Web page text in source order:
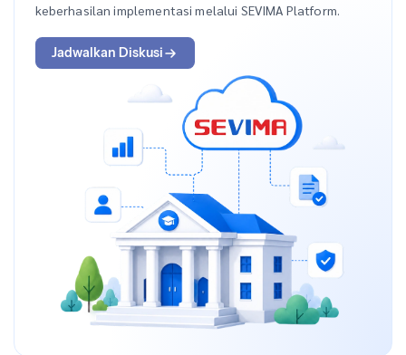
keberhasilan implementasi melalui SEVIMA Platform.
Jadwalkan Diskusi